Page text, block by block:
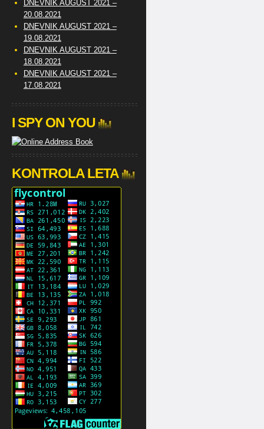
DNEVNIK AUGUST 2021 –
20.08.2021
DNEVNIK AUGUST 2021 –
19.08.2021
DNEVNIK AUGUST 2021 –
18.08.2021
DNEVNIK AUGUST 2021 –
17.08.2021
I SPY ON YOU
KONTROLA LETA